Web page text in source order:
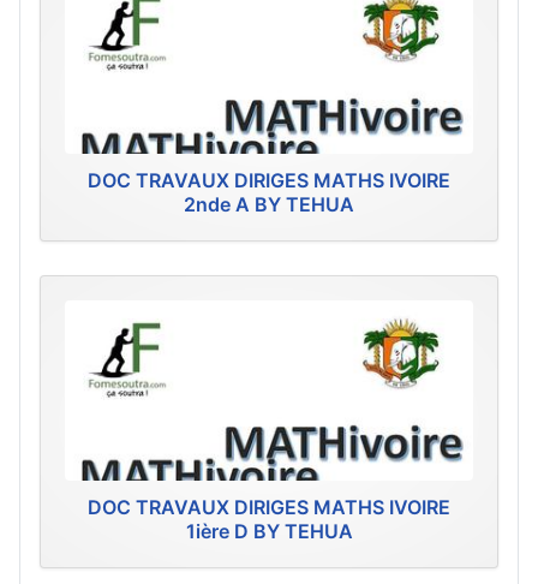
DOC TRAVAUX DIRIGES MATHS IVOIRE
2nde A BY TEHUA
DOC TRAVAUX DIRIGES MATHS IVOIRE
1ière D BY TEHUA